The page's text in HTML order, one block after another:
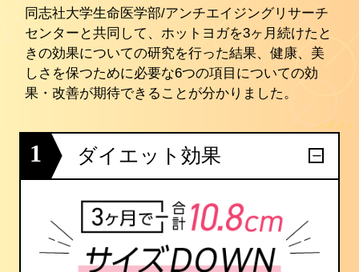
同志社大学生命医学部/アンチエイジングリサーチ
センターと共同して、ホットヨガを3ヶ月続けたと
きの効果についての研究を行った結果、健康、美
しさを保つために必要な6つの項目についての効
果・改善が期待できることが分かりました。
1 ダイエット効果